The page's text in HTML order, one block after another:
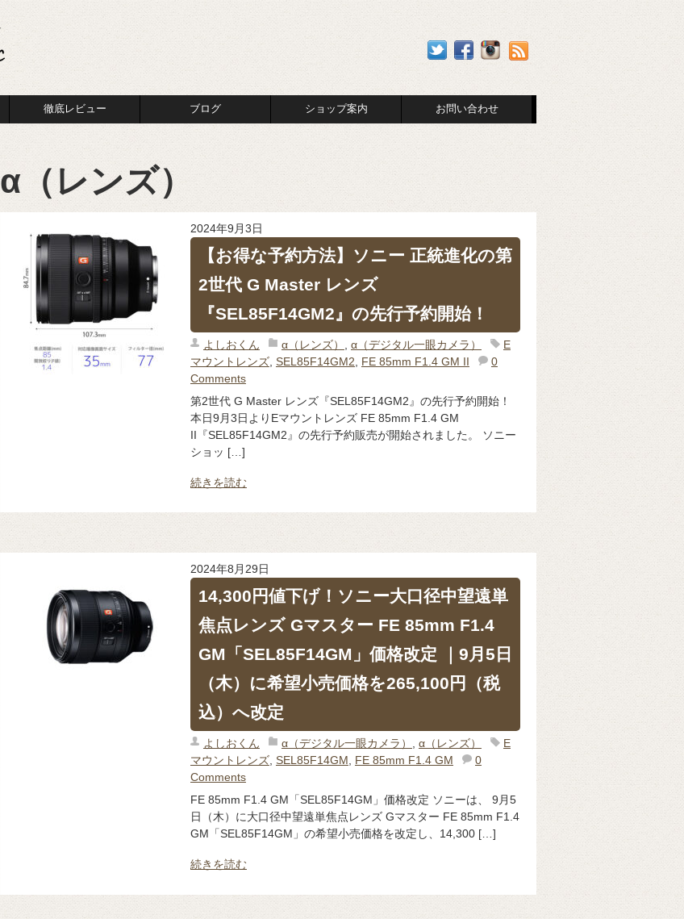
徹底レビュー ブログ ショップ案内 お問い合わせ
α（レンズ）
2024年9月3日
【お得な予約方法】ソニー 正統進化の第
2世代 G Master レンズ
『SEL85F14GM2』の先行予約開始！
よしおくん α（レンズ） α（デジタル一眼カメラ）
E
マウントレンズ, SEL85F14GM2 FE 85mm F1.4 GM II
0
Comments
第2世代 G Master レンズ『SEL85F14GM2』の先行予約開始！
本日9月3日よりEマウントレンズ FE 85mm F1.4 GM
II『SEL85F14GM2』の先行予約販売が開始されました。 ソニー
ショッ […]
続きを読む
2024年8月29日
14,300円値下げ！ソニー大口径中望遠単
焦点レンズ Gマスター FE 85mm F1.4
GM「SEL85F14GM」価格改定 ｜9月5日
（木）に希望小売価格を265,100円（税
込）へ改定
よしおくん α（デジタル一眼カメラ） , α（レンズ）
E
マウントレンズ, SEL85F14GM, FE 85mm F1.4 GM
0
Comments
FE 85mm F1.4 GM「SEL85F14GM」価格改定 ソニーは、 9月5
日（木）に大口径中望遠単焦点レンズ Gマスター FE 85mm F1.4
GM「SEL85F14GM」の希望小売価格を改定し、14,300 […]
続きを読む